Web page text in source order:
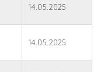
14.05.2025
14.05.2025